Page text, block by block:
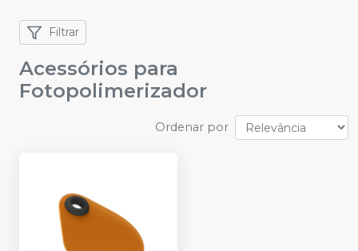
Filtrar
Acessórios para
Fotopolimerizador
Ordenar por